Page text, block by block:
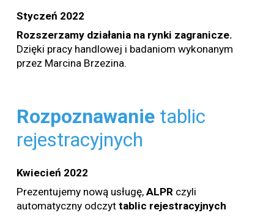
Styczeń 2022
Rozszerzamy działania na rynki zagranicze.
Dzięki pracy handlowej i badaniom wykonanym
przez Marcina Brzezina.
Rozpoznawanie tablic
rejestracyjnych
Kwiecień 2022
Prezentujemy nową usługę,ALPR czyli
automatyczny odczyttablic rejestracyjnych